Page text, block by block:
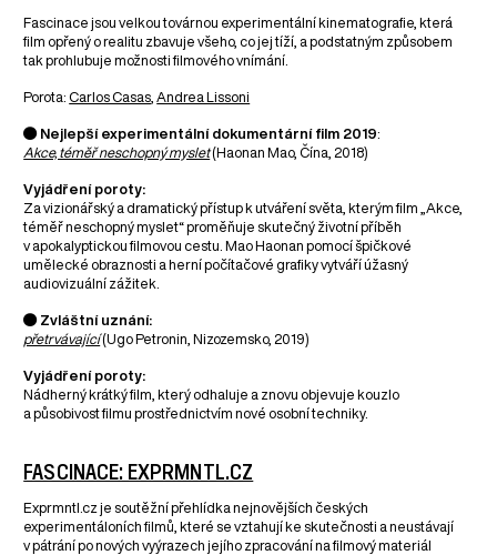
Fascinace jsou velkou továrnou experimentální kinematografie, která
film opřený o realitu zbavuje všeho, co jej tíží, a podstatným způsobem
tak prohlubuje možnosti filmového vnímání.
Porota:Carlos Casas ,Andrea Lissoni
● Nejlepší experimentální dokumentární film 2019:
Akce, téměř neschopný myslet(Haonan Mao, Čína, 2018)
Vyjádření poroty:
Za vizionářský a dramatický přístup k utváření světa, kterým film „Akce,
téměř neschopný myslet“ proměňuje skutečný životní příběh
v apokalyptickou filmovou cestu. Mao Haonan pomocí špičkové
umělecké obraznosti a herní počítačové grafiky vytváří úžasný
audiovizuální zážitek.
● Zvláštní uznání:
přetrvávající(Ugo Petronin, Nizozemsko, 2019)
Vyjádření poroty:
Nádherný krátký film, který odhaluje a znovu objevuje kouzlo
a působivost filmu prostřednictvím nové osobní techniky.
FASCINACE: EXPRMNTL.CZ
Exprmntl.cz je soutěžní přehlídka nejnovějších českých
experimentáloních filmů, které se vztahují ke skutečnosti a neustávají
v pátrání po nových vyýrazech jejího zpracování na filmový materiál